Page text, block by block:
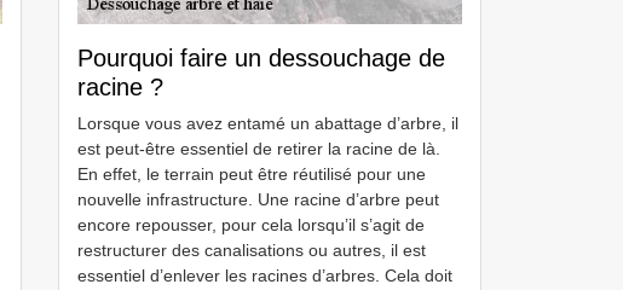
Pourquoi faire un dessouchage de
racine ?
Lorsque vous avez entamé un abattage d’arbre, il
est peut-être essentiel de retirer la racine de là.
En effet, le terrain peut être réutilisé pour une
nouvelle infrastructure. Une racine d’arbre peut
encore repousser, pour cela lorsqu’il s’agit de
restructurer des canalisations ou autres, il est
essentiel d’enlever les racines d’arbres. Cela doit